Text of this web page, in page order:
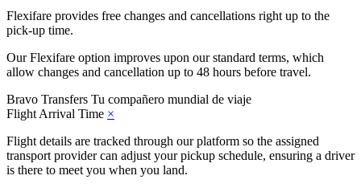
Flexifare provides free changes and cancellations right up to the
pick-up time.
Our Flexifare option improves upon our standard terms, which
allow changes and cancellation up to 48 hours before travel.
Bravo Transfers Tu compañero mundial de viaje
Flight Arrival Time ×
Flight details are tracked through our platform so the assigned
transport provider can adjust your pickup schedule, ensuring a driver
is there to meet you when you land.